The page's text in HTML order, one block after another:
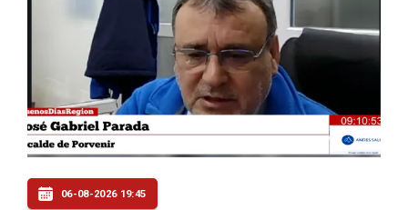
06-08-2026 19:45